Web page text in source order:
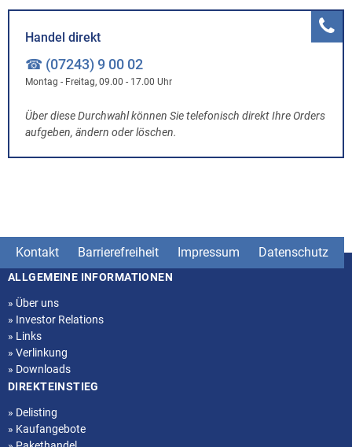
Handel direkt
☎ (07243) 9 00 02
Montag - Freitag, 09.00 - 17.00 Uhr
Über diese Durchwahl können Sie telefonisch direkt Ihre Orders
aufgeben, ändern oder löschen.
Kontakt Barrierefreiheit Impressum Datenschutz
Seitenstruktur
ALLGEMEINE INFORMATIONEN
» Über uns
» Investor Relations
» Links
» Verlinkung
» Downloads
DIREKTEINSTIEG
» Delisting
» Kaufangebote